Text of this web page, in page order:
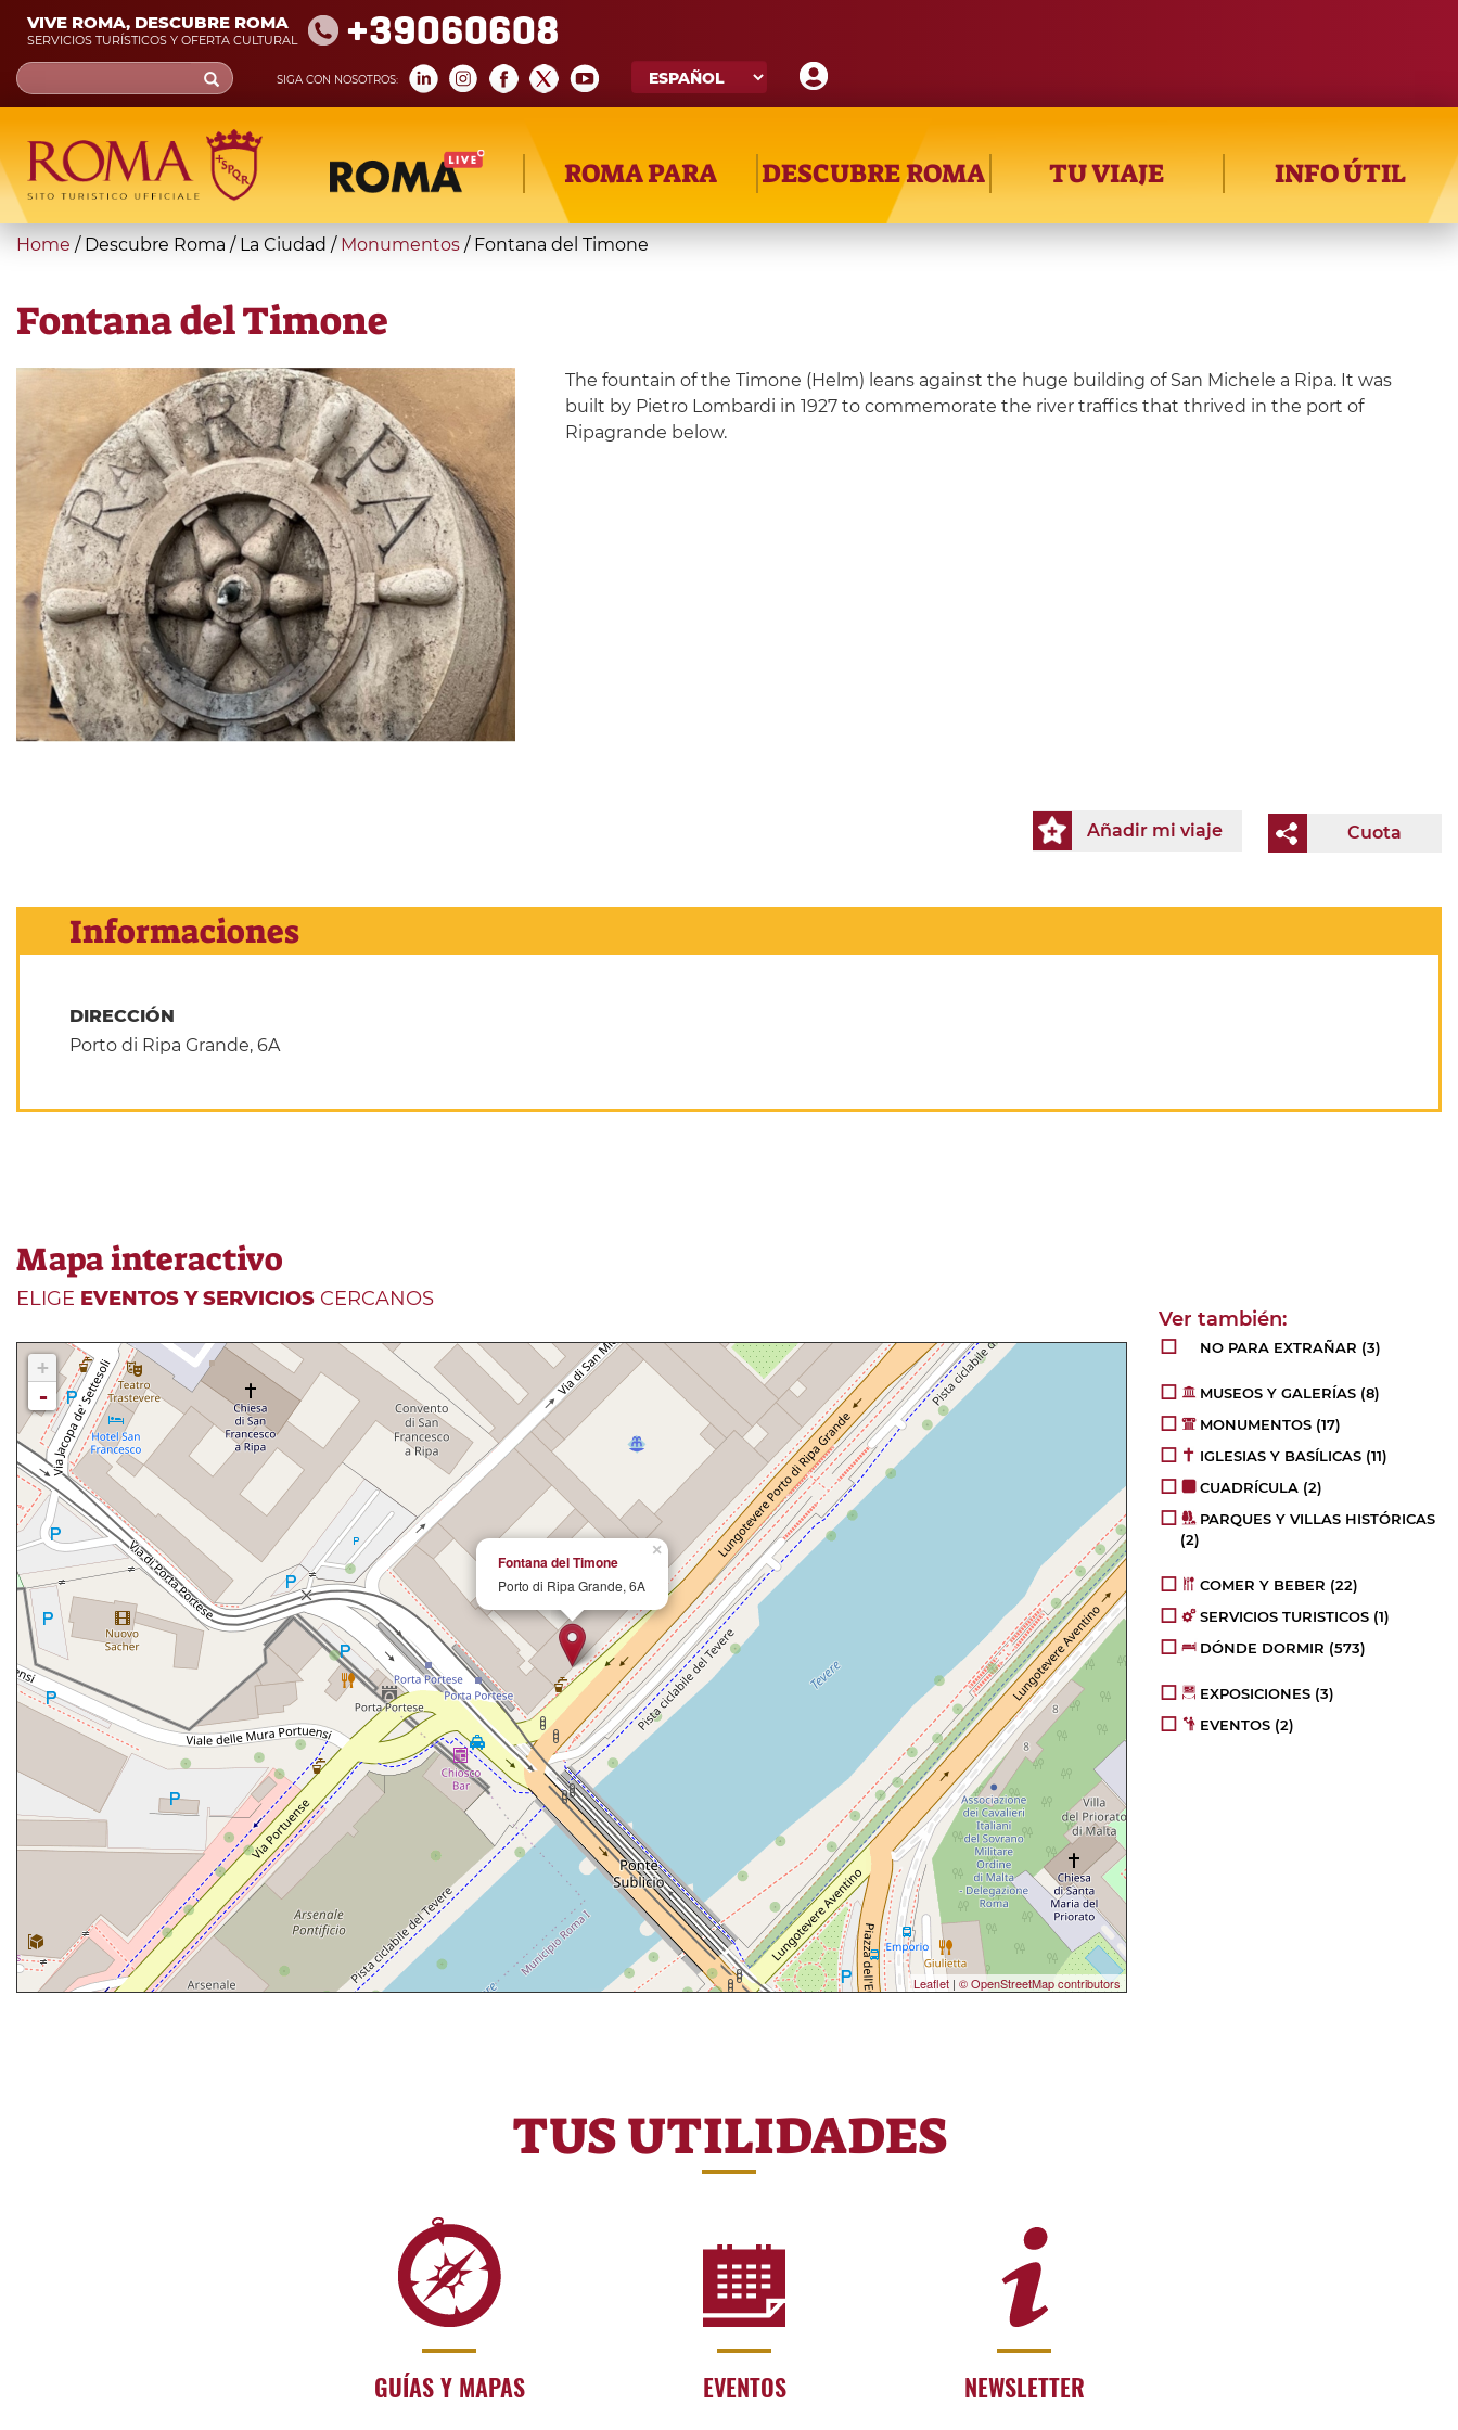
Skip
main
content
VIVE ROMA, DESCUBRE ROMA
SERVICIOS TURÍSTICOS Y OFERTA CULTURAL +39060608
SIGA CON NOSOTROS:
Search
form
Búsqueda
ROMA PARA DESCUBRE ROMA TU VIAJE INFO ÚTIL
You
here
Home / Descubre Roma / La Ciudad / Monumentos / Fontana del Timone
Fontana del Timone
The fountain of the Timone (Helm) leans against the huge building of San Michele a Ripa. It was
built by Pietro Lombardi in 1927 to commemorate the river traffics that thrived in the port of
Ripagrande below.
Cuota
Añadir mi viaje
Informaciones
DIRECCIÓN
Porto di Ripa Grande, 6A
Mapa interactivo
ELIGE EVENTOS Y SERVICIOS CERCANOS
×
Fontana del Timone
Porto di Ripa Grande, 6A
+
-
Leaflet | © OpenStreetMap contributors
NO PARA EXTRAÑAR (3)
MUSEOS Y GALERÍAS (8)
MONUMENTOS (17)
IGLESIAS Y BASÍLICAS (11)
CUADRÍCULA (2)
PARQUES Y VILLAS HISTÓRICAS
(2)
COMER Y BEBER (22)
SERVICIOS TURISTICOS (1)
DÓNDE DORMIR (573)
EXPOSICIONES (3)
EVENTOS (2)
TUS UTILIDADES
GUÍAS Y MAPAS EVENTOS NEWSLETTER